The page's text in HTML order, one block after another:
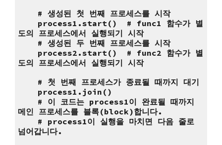
# 생성된 첫 번째 프로세스를 시작
process1.start() # func1 함수가 별
도의 프로세스에서 실행되기 시작
# 생성된 두 번째 프로세스를 시작
process2.start() # func2 함수가 별
도의 프로세스에서 실행되기 시작
# 첫 번째 프로세스가 종료될 때까지 대기
process1.join()
# 이 코드는 process1이 완료될 때까지
메인 프로세스를 블록(block)합니다.
# process1이 실행을 마치면 다음 줄로
넘어갑니다.